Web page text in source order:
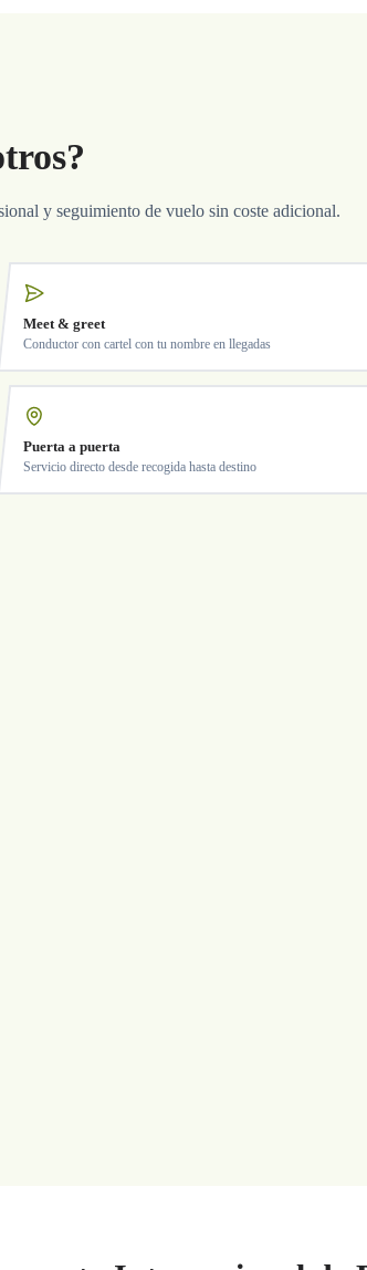
y seguimiento de vuelo sin coste adicional.
Meet & greet
Conductor con cartel con tu nombre en llegadas
Puerta a puerta
Servicio directo desde recogida hasta destino